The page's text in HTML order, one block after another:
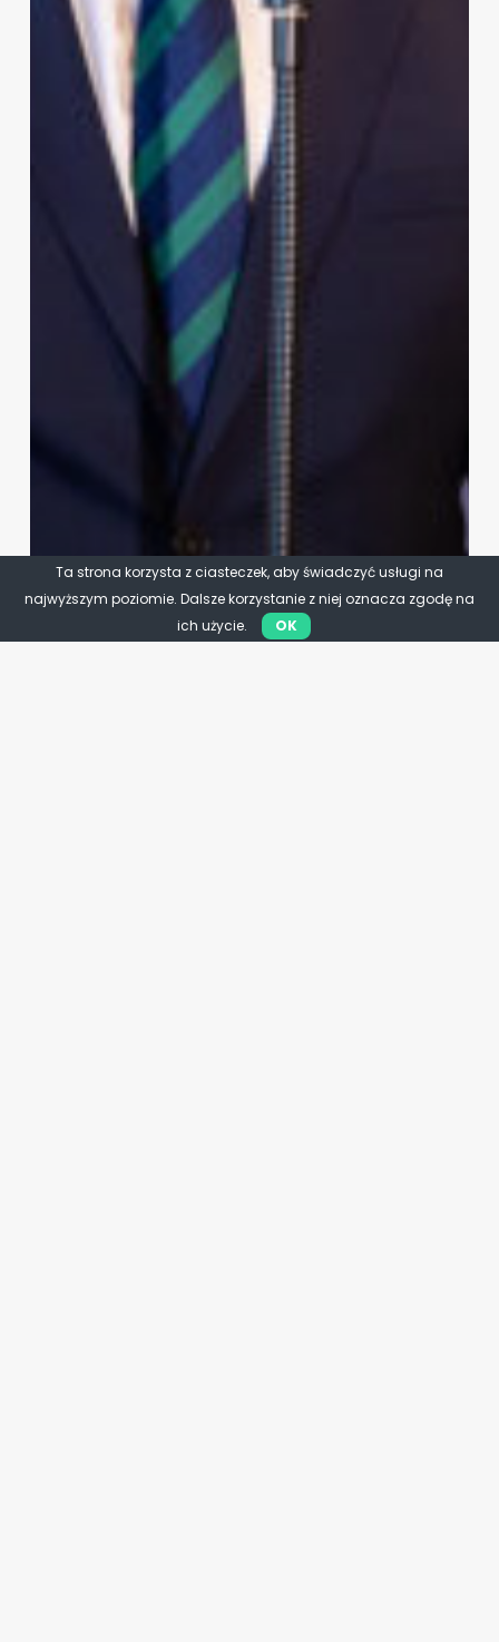
Ta strona korzysta z ciasteczek, aby świadczyć usługi na
najwyższym poziomie. Dalsze korzystanie z niej oznacza zgodę na
ich użycie.
OK